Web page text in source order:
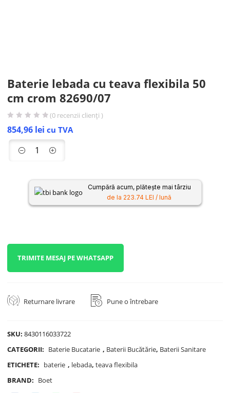
Baterie lebada cu teava flexibila 50
cm crom 82690/07
(0 recenzii clienți )
854,96 lei cu TVA
Cumpără acum, plătește mai târziu
de la 223.74 LEI / lună
TRIMITE MESAJ PE WHATSAPP
Returnare livrare Pune o întrebare
SKU:8430116033722
CATEGORII: Baterie Bucatarie , Baterii Bucătărie, Baterii Sanitare
ETICHETE: baterie , lebada,teava flexibila
BRAND: Boet